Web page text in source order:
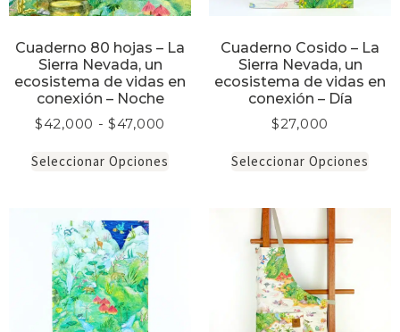
Cuaderno 80 hojas – La
Sierra Nevada, un
ecosistema de vidas en
conexión – Noche
$42,000 - $47,000
Seleccionar Opciones
Cuaderno Cosido – La
Sierra Nevada, un
ecosistema de vidas en
conexión – Día
$27,000
Seleccionar Opciones